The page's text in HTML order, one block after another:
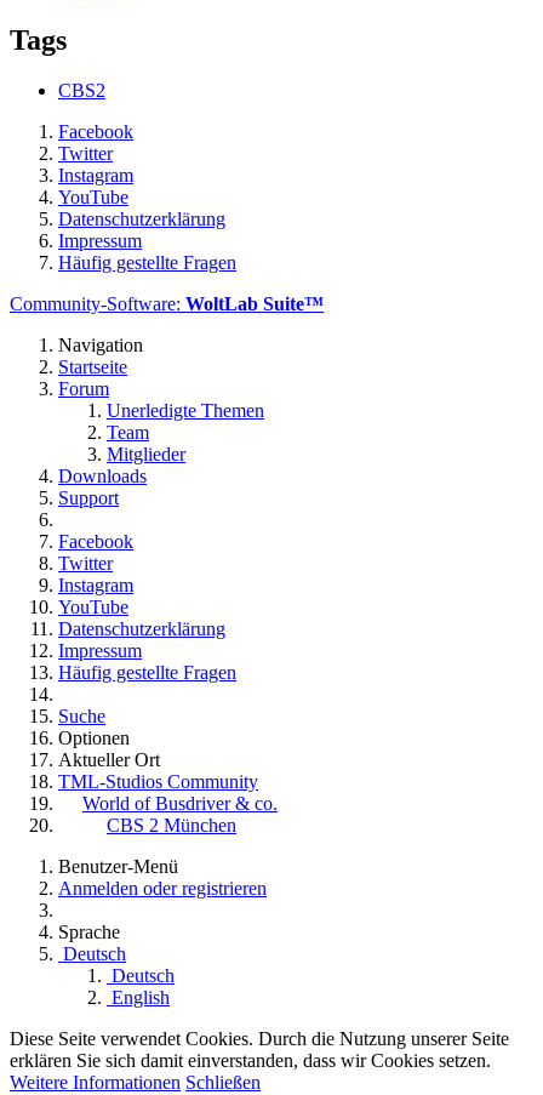
Tags
CBS2
Facebook
Twitter
Instagram
YouTube
Datenschutzerklärung
Impressum
Häufig gestellte Fragen
Community-Software: WoltLab Suite™
Navigation
Startseite
Forum
Unerledigte Themen
Team
Mitglieder
Downloads
Support
Facebook
Twitter
Instagram
YouTube
Datenschutzerklärung
Impressum
Häufig gestellte Fragen
Suche
Optionen
Aktueller Ort
TML-Studios Community
World of Busdriver & co.
CBS 2 München
Benutzer-Menü
Anmelden oder registrieren
Sprache
Deutsch
Deutsch
English
Diese Seite verwendet Cookies. Durch die Nutzung unserer Seite
erklären Sie sich damit einverstanden, dass wir Cookies setzen.
Weitere Informationen Schließen